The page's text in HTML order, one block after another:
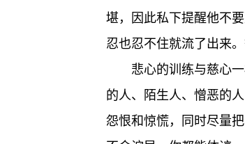
堪，因此私下提醒他不
忍也忍不住就流了出来
悲心的训练与慈心
的人、陌生人、憎恶的
怨恨和惊慌，同时尽量